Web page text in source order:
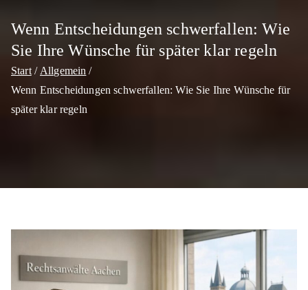
Wenn Entscheidungen schwerfallen: Wie
Sie Ihre Wünsche für später klar regeln
Start
Allgemein
Wenn Entscheidungen schwerfallen: Wie Sie Ihre Wünsche für
später klar regeln